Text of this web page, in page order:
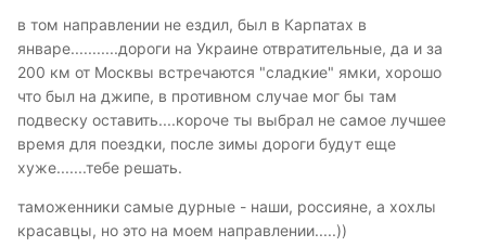
в том направлении не ездил, был в Карпатах в
январе...........дороги на Украине отвратительные, да и за
200 км от Москвы встречаются "сладкие" ямки, хорошо
что был на джипе, в противном случае мог бы там
подвеску оставить....короче ты выбрал не самое лучшее
время для поездки, после зимы дороги будут еще
хуже.......тебе решать.
таможенники самые дурные - наши, россияне, а хохлы
красавцы, но это на моем направлении.....))